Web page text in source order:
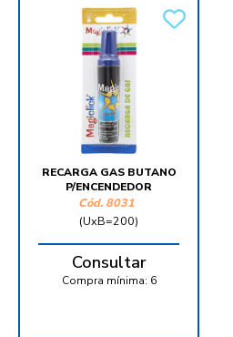
RECARGA GAS BUTANO
P/ENCENDEDOR
Cód. 8031
(UxB=200)
Consultar
Compra mínima: 6